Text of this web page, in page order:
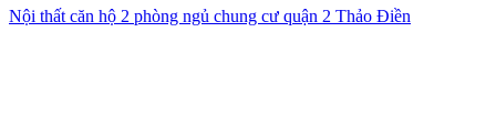
Nội thất căn hộ 2 phòng ngủ chung cư quận 2 Thảo Điền